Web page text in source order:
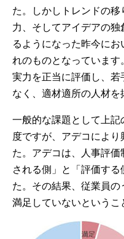
た。しかしトレンドの
力、そしてアイデアの
るようになった昨今に
れのものとなっていま
実力を正当に評価し、若
なく、適材適所の人材を
一般的な課題として上記
度ですが、アデコによ
た。アデコは、人事評
される側」と「評価す
た。その結果、従業員
満足していないというこ